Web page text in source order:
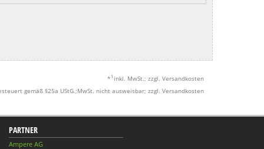
* 1 inkl. MwSt.; zzgl. Versandkosten
gemäß §25a UStG.;MwSt. nicht ausweisbar; zzgl. Versandkosten
PARTNER
Ampere AG